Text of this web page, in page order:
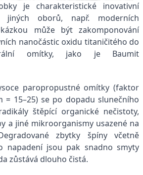
je charakteristické inovativní
oborů, např. moderních
může být zakomponování
nanočástic oxidu titaničitého do
omítky, jako je Baumit
paropropustné omítky (faktor
15–25) se po dopadu slunečního
štěpící organické nečistoty,
a jiné mikroorganismy usazené na
zbytky špíny včetně
napadení jsou pak snadno smyty
zůstává dlouho čistá.